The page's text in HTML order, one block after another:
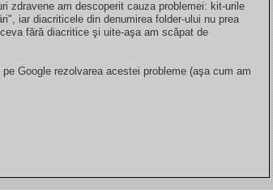
zdravene am descoperit cauza problemei: kit-urile
iar diacriticele din denumirea folder-ului nu prea
fără diacritice şi uite-aşa am scăpat de
Google rezolvarea acestei probleme (aşa cum am